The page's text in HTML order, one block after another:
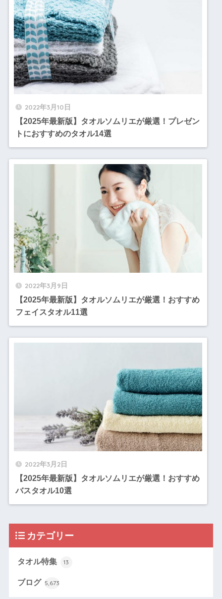
2022年3月10日
【2025年最新版】タオルソムリエが厳選！プレゼン
トにおすすめのタオル14選
2022年3月9日
【2025年最新版】タオルソムリエが厳選！おすすめ
フェイスタオル11選
2022年3月2日
【2025年最新版】タオルソムリエが厳選！おすすめ
バスタオル10選
カテゴリー
タオル特集 13
ブログ 5,673